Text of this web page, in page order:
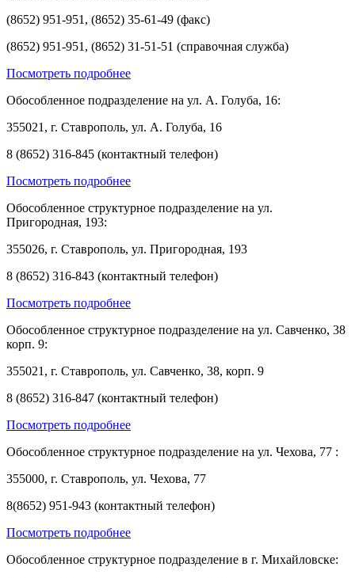
(8652) 951-951, (8652) 35-61-49 (факс)
(8652) 951-951, (8652) 31-51-51 (справочная служба)
Посмотреть подробнее
Обособленное подразделение на ул. А. Голуба, 16:
355021, г. Ставрополь, ул. А. Голуба, 16
8 (8652) 316-845 (контактный телефон)
Посмотреть подробнее
Обособленное структурное подразделение на ул.
Пригородная, 193:
355026, г. Ставрополь, ул. Пригородная, 193
8 (8652) 316-843 (контактный телефон)
Посмотреть подробнее
Обособленное структурное подразделение на ул. Савченко, 38
корп. 9:
355021, г. Ставрополь, ул. Савченко, 38, корп. 9
8 (8652) 316-847 (контактный телефон)
Посмотреть подробнее
Обособленное структурное подразделение на ул. Чехова, 77 :
355000, г. Ставрополь, ул. Чехова, 77
8(8652) 951-943 (контактный телефон)
Посмотреть подробнее
Обособленное структурное подразделение в г. Михайловске: